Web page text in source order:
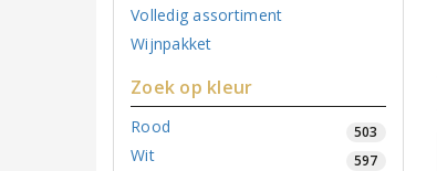
Volledig assortiment
Wijnpakket
Zoek op kleur
Rood 503
Wit 597